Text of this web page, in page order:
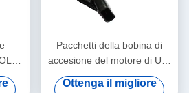
1,6
Pacchetti della bobina di
accesione del motore di Un-
premio compatibili con la
terra Rover Ignition Coil di
Ottenga il migliore